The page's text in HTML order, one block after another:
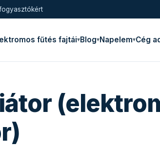
fűtés fajtái Blog Napelem Cég